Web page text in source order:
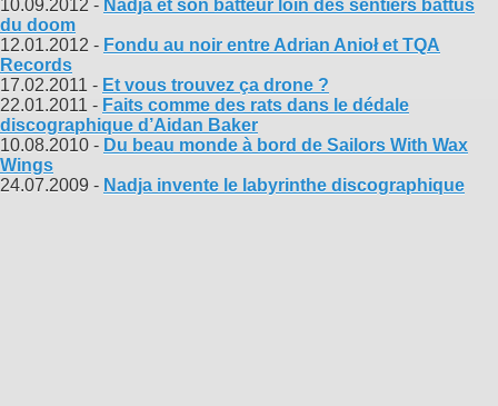
10.09.2012 - Nadja et son batteur loin des sentiers battus
du doom
12.01.2012 - Fondu au noir entre Adrian Anioł et TQA
Records
17.02.2011 - Et vous trouvez ça drone ?
22.01.2011 - Faits comme des rats dans le dédale
discographique d’Aidan Baker
10.08.2010 - Du beau monde à bord de Sailors With Wax
Wings
24.07.2009 - Nadja invente le labyrinthe discographique